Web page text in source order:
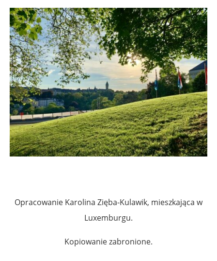
Opracowanie Karolina Zięba-Kulawik, mieszkająca w
Luxemburgu.
Kopiowanie zabronione.